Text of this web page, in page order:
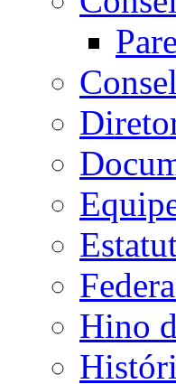
Hino